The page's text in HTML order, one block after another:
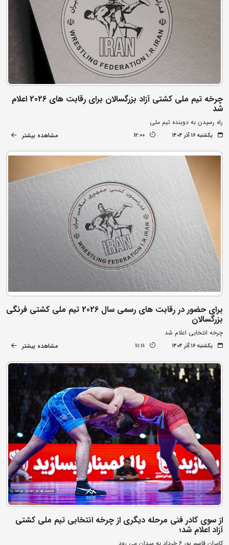
چرخه تیم ملی کشتی آزاد بزرگسالان برای رقابت های 2026 اعلام
شد
راه رسیدن به دوبنده تیم ملی
یکشنبه ۱۶ آذر ۱۴۰۴ 12:00 مشاهده بیشتر
برای حضور در رقابت های رسمی سال 2026 تیم ملی کشتی فرنگی
بزرگسالان
چرخه انتخابی اعلام شد
یکشنبه ۱۶ آذر ۱۴۰۴ 11:11 مشاهده بیشتر
از سوی کادر فنی مرحله دیگری از چرخه انتخابی تیم ملی کشتی
آزاد اعلام شد؛